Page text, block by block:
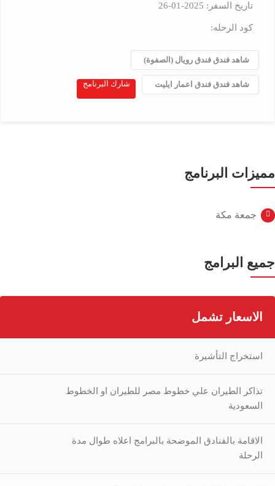
تاريخ السفر: 2025-01-26
كود الرحله:
شاهد فندق فندق رويال (الصفوة)
شاهد فندق فندق اعمار ايليت شارك البرنامج
مميزات البرنامج
جمعة مكة
جميع البرامج
الاسعار تشمل
استخراج التأشيرة
تذاكر الطيران علي خطوط مصر للطيران او الخطوط
السعودية
الاقامة بالفنادق الموضحة بالبرامج اعلاه طوال مدة
الرحلة